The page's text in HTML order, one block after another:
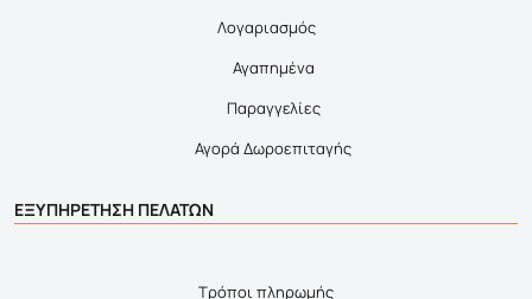
Λογαριασμός
Αγαπημένα
Παραγγελίες
Αγορά Δωροεπιταγής
ΕΞΥΠΗΡΕΤΗΣΗ ΠΕΛΑΤΩΝ
Τρόποι πληρωμής